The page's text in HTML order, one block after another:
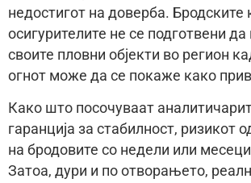
недостигот на доверба. Бродските
осигурителите не се подготвени да
своите пловни објекти во регион
огнот може да се покаже како
Како што посочуваат
гаранција за стабилност, ризикот
на бродовите со недели или
Затоа, дури и по отворањето,